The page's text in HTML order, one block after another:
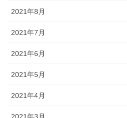
2021年8月
2021年7月
2021年6月
2021年5月
2021年4月